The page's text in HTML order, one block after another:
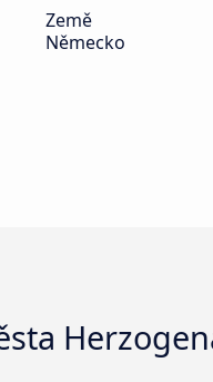
Země
Německo